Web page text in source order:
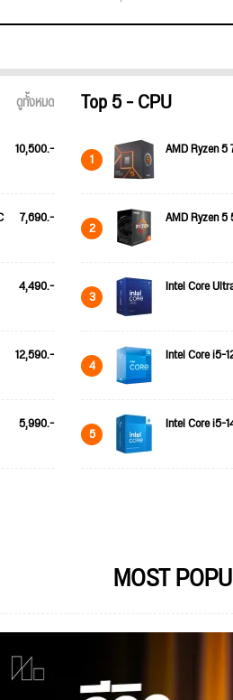
ดูทั้งหมด
10,500.-
7,690.-
4,490.-
12,590.-
5,990.-
Top 5 - CPU
1 AMD Ryzen
2 AMD Ryzen
3 Intel Core
4 Intel Core i5-
5 Intel Core i5-
MOST